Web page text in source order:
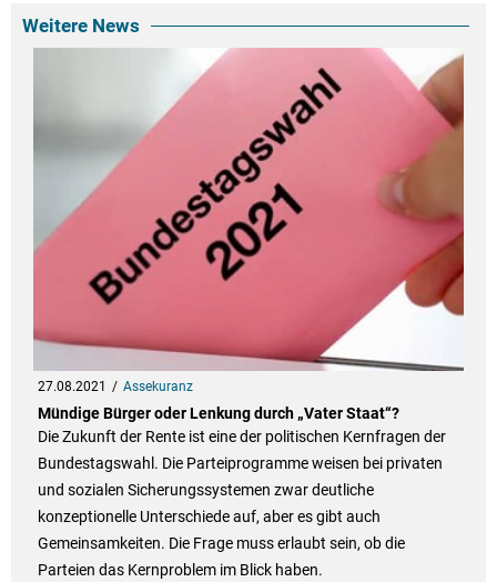
Weitere News
27.08.2021 Assekuranz
Mündige Bürger oder Lenkung durch „Vater Staat“?
Die Zukunft der Rente ist eine der politischen Kernfragen der
Bundestagswahl. Die Parteiprogramme weisen bei privaten
und sozialen Sicherungssystemen zwar deutliche
konzeptionelle Unterschiede auf, aber es gibt auch
Gemeinsamkeiten. Die Frage muss erlaubt sein, ob die
Parteien das Kernproblem im Blick haben.